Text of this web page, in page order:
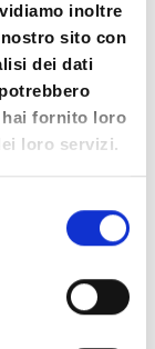
inoltre
sito con
dei dati
fornito loro
loro servizi.
/
/
una rete di